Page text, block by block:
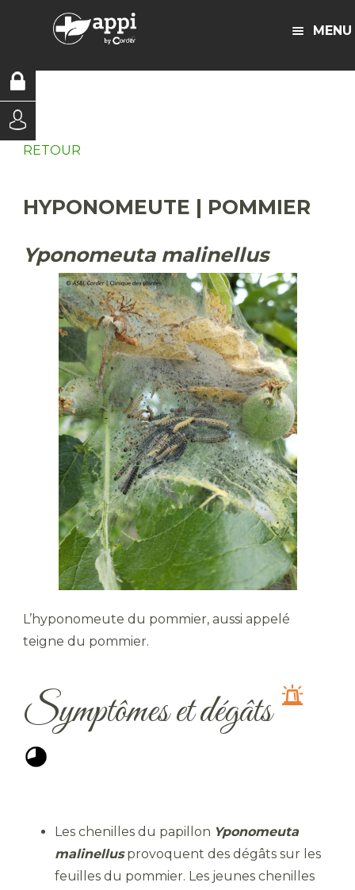
MENU
RETOUR
HYPONOMEUTE | POMMIER
Yponomeuta malinellus
L’hyponomeute du pommier, aussi appelé
teigne du pommier.
Symptômes et dégâts
Les chenilles du papillon Yponomeuta
malinellusprovoquent des dégâts sur les
feuilles du pommier. Les jeunes chenilles